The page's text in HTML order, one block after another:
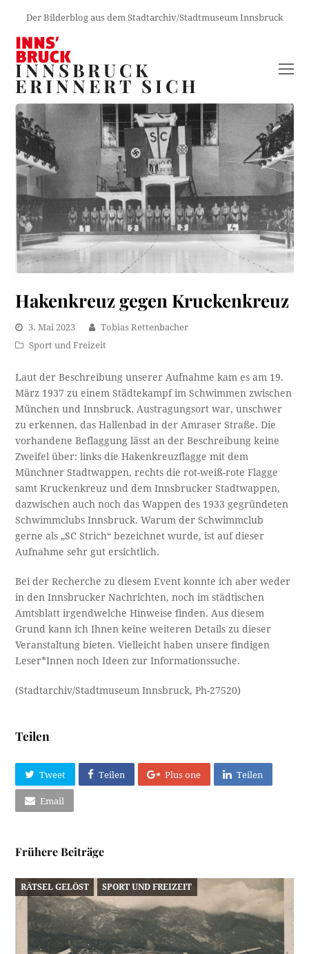
Der Bilderblog aus dem Stadtarchiv/Stadtmuseum Innsbruck
INNSBRUCK
ERINNERT SICH
Hakenkreuz gegen Kruckenkreuz
3. Mai 2023
Tobias Rettenbacher
Sport und Freizeit
Laut der Beschreibung unserer Aufnahme kam es am 19.
März 1937 zu einem Städtekampf im Schwimmen zwischen
München und Innsbruck. Austragungsort war, unschwer
zu erkennen, das Hallenbad in der Amraser Straße. Die
vorhandene Beflaggung lässt an der Beschreibung keine
Zweifel über: links die Hakenkreuzflagge mit dem
Münchner Stadtwappen, rechts die rot-weiß-rote Flagge
samt Kruckenkreuz und dem Innsbrucker Stadtwappen,
dazwischen auch noch das Wappen des 1933 gegründeten
Schwimmclubs Innsbruck. Warum der Schwimmclub
gerne als „SC Strich“ bezeichnet wurde, ist auf dieser
Aufnahme sehr gut ersichtlich.
Bei der Recherche zu diesem Event konnte ich aber weder
in den Innsbrucker Nachrichten, noch im städtischen
Amtsblatt irgendwelche Hinweise finden. Aus diesem
Grund kann ich Ihnen keine weiteren Details zu dieser
Veranstaltung bieten. Vielleicht haben unsere findigen
Leser*Innen noch Ideen zur Informationssuche.
(Stadtarchiv/Stadtmuseum Innsbruck, Ph-27520)
Teilen
Tweet Teilen Plus one Teilen
Email
Frühere Beiträge
RÄTSEL GELÖST SPORT UND FREIZEIT